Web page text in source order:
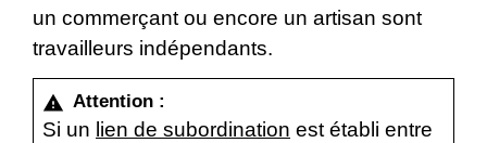
un commerçant ou encore un artisan sont
travailleurs indépendants.
warning Attention :
Si un lien de subordination est établi entre